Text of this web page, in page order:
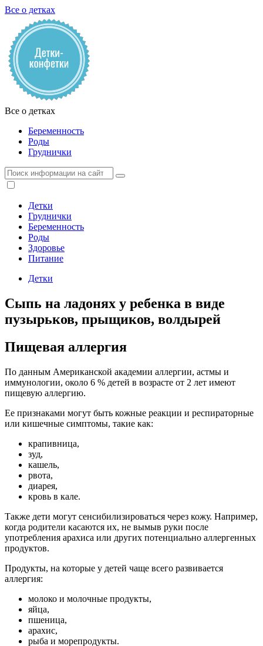
Все о детках
Все о детках
Беременность
Роды
Груднички
Детки
Груднички
Беременность
Роды
Здоровье
Питание
Детки
Сыпь на ладонях у ребенка в виде
пузырьков, прыщиков, волдырей
Пищевая аллергия
По данным Американской академии аллергии, астмы и
иммунологии, около 6 % детей в возрасте от 2 лет имеют
пищевую аллергию.
Ее признаками могут быть кожные реакции и респираторные
или кишечные симптомы, такие как:
крапивница,
зуд,
кашель,
рвота,
диарея,
кровь в кале.
Также дети могут сенсибилизироваться через кожу. Например,
когда родители касаются их, не вымыв руки после
употребления арахиса или других потенциально аллергенных
продуктов.
Продукты, на которые у детей чаще всего развивается
аллергия:
молоко и молочные продукты,
яйца,
пшеница,
арахис,
рыба и морепродукты.